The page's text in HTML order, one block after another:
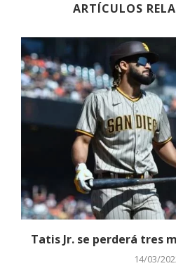
ARTÍCULOS
Tatis Jr. se perderá tres
14/03/